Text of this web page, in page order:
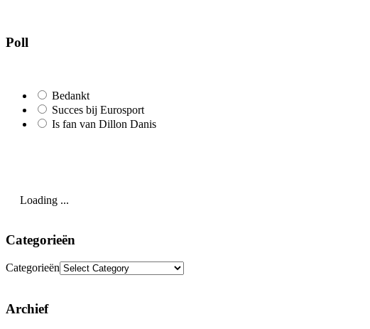
Poll
Bedankt
Succes bij Eurosport
Is fan van Dillon Danis
Loading ...
Categorieën
Categorieën
Archief